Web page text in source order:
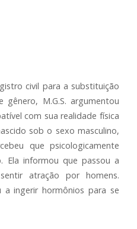
civil para a substituição
M.G.S. argumentou
com sua realidade física
sob o sexo masculino,
que psicologicamente
Ela informou que passou a
atração por homens.
a ingerir hormônios para se